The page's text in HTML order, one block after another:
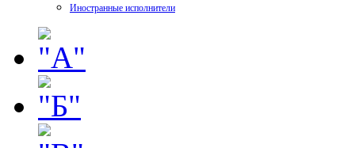
Иностранные исполнители